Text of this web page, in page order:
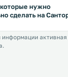
нужно
сделать на
активная